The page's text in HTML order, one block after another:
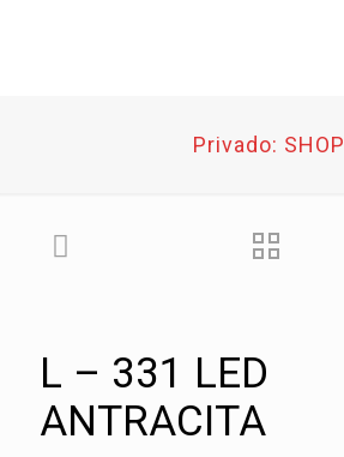
Privado: SHOP
L – 331 LED
ANTRACITA